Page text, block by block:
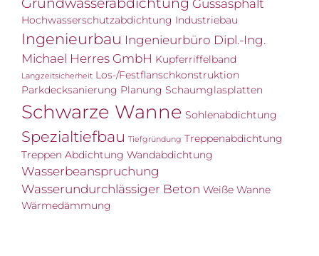
Gussasphalt
Hochwasserschutzabdichtung Industriebau
Ingenieurbau Ingenieurbüro Dipl.-Ing.
Michael Herres GmbH Kupferriffelband
Langzeitsicherheit Los-/Festflanschkonstruktion
Parkdecksanierung Planung Schaumglasplatten
Schwarze Wanne Sohlenabdichtung
Spezialtiefbau Tiefgründung Treppenabdichtung
Treppen Abdichtung Wandabdichtung
Wasserbeanspruchung
Wasserundurchlässiger Beton Weiße Wanne
Wärmedämmung